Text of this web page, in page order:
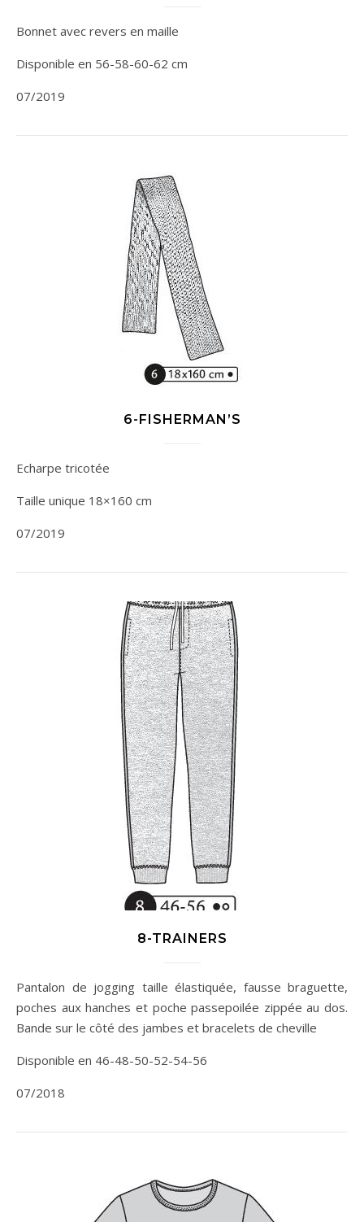
Bonnet avec revers en maille
Disponible en 56-58-60-62 cm
07/2019
6-FISHERMAN’S
Echarpe tricotée
Taille unique 18×160 cm
07/2019
8-TRAINERS
Pantalon de jogging taille élastiquée, fausse braguette,
poches aux hanches et poche passepoilée zippée au dos.
Bande sur le côté des jambes et bracelets de cheville
Disponible en 46-48-50-52-54-56
07/2018